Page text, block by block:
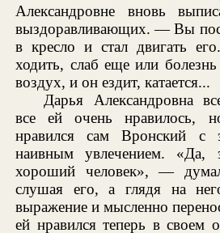
Александровне вновь
выздоравливающих. — Вы
в кресло и стал двигать
ходить, слаб еще или
воздух, и он ездит, катается...
Дарья Александровна
все ей очень нравилось,
нравился сам Вронский с
наивным увлечением. «Да,
хороший человек», —
слушая его, а глядя на
выражение и мысленно
ей нравился теперь в своем